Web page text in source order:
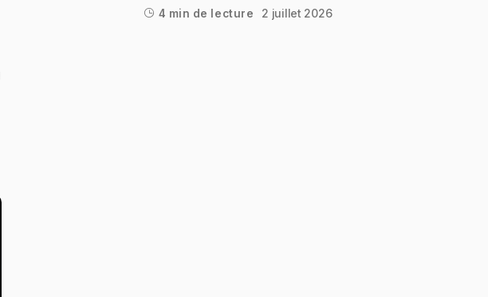
4 min de lecture 2 juillet 2026